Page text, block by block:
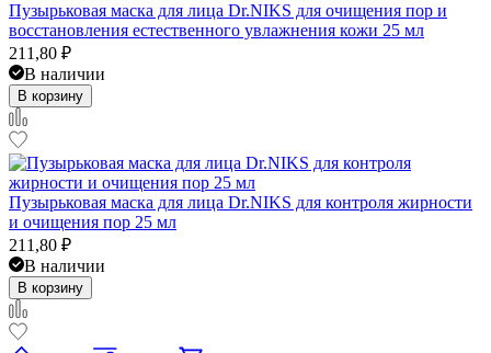
Пузырьковая маска для лица Dr.NIKS для очищения пор и
восстановления естественного увлажнения кожи 25 мл
211,80 ₽
В наличии
В корзину
Пузырьковая маска для лица Dr.NIKS для контроля жирности
и очищения пор 25 мл
211,80 ₽
В наличии
В корзину